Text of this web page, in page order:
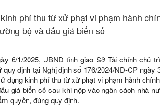
phí thu từ xử phạt vi phạm hành
bộ và đấu giá biển số
6/1/2025, UBND tỉnh giao Sở Tài chính chủ
định tại Nghị định số 176/2024/NĐ-CP ngày
dụng kinh phí thu từ xử phạt vi phạm hành
giá biển số sau khi nộp vào ngân sách nhà
quyền, đúng quy định.